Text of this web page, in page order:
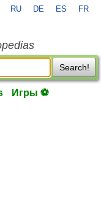
RU DE ES FR
Search!
Игры ⚽